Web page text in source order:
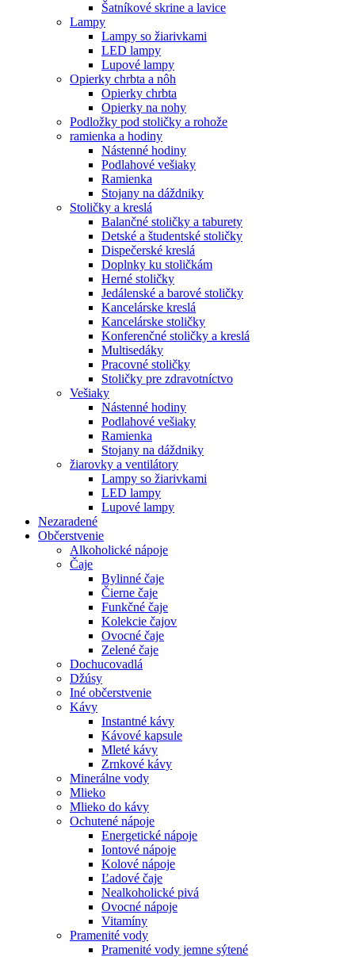
Šatníkové skrine a lavice
Lampy
Lampy so žiarivkami
LED lampy
Lupové lampy
Opierky chrbta a nôh
Opierky chrbta
Opierky na nohy
Podložky pod stoličky a rohože
ramienka a hodiny
Nástenné hodiny
Podlahové vešiaky
Ramienka
Stojany na dáždniky
Stoličky a kreslá
Balančné stoličky a taburety
Detské a študentské stoličky
Dispečerské kreslá
Doplnky ku stoličkám
Herné stoličky
Jedálenské a barové stoličky
Kancelárske kreslá
Kancelárske stoličky
Konferenčné stoličky a kreslá
Multisedáky
Pracovné stoličky
Stoličky pre zdravotníctvo
Vešiaky
Nástenné hodiny
Podlahové vešiaky
Ramienka
Stojany na dáždniky
žiarovky a ventilátory
Lampy so žiarivkami
LED lampy
Lupové lampy
Nezaradené
Občerstvenie
Alkoholické nápoje
Čaje
Bylinné čaje
Čierne čaje
Funkčné čaje
Kolekcie čajov
Ovocné čaje
Zelené čaje
Dochucovadlá
Džúsy
Iné občerstvenie
Kávy
Instantné kávy
Kávové kapsule
Mleté kávy
Zrnkové kávy
Minerálne vody
Mlieko
Mlieko do kávy
Ochutené nápoje
Energetické nápoje
Iontové nápoje
Kolové nápoje
Ľadové čaje
Nealkoholické pivá
Ovocné nápoje
Vitamíny
Pramenité vody
Pramenité vody jemne sýtené